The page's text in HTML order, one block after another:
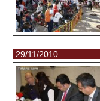
29/11/2010